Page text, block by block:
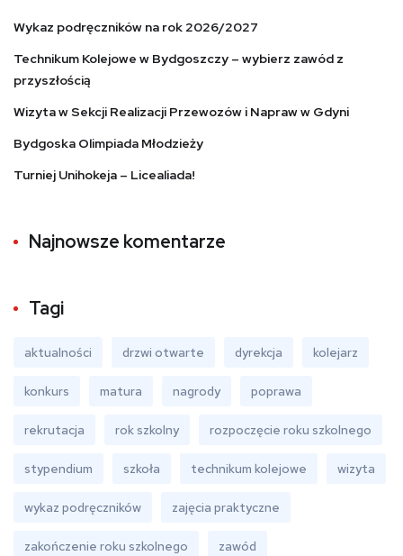
Wykaz podręczników na rok 2026/2027
Technikum Kolejowe w Bydgoszczy – wybierz zawód z
przyszłością
Wizyta w Sekcji Realizacji Przewozów i Napraw w Gdyni
Bydgoska Olimpiada Młodzieży
Turniej Unihokeja – Licealiada!
Najnowsze komentarze
Tagi
aktualności drzwi otwarte dyrekcja kolejarz
konkurs matura nagrody poprawa
rekrutacja rok szkolny rozpoczęcie roku szkolnego
stypendium szkoła technikum kolejowe wizyta
wykaz podręczników zajęcia praktyczne
zakończenie roku szkolnego zawód